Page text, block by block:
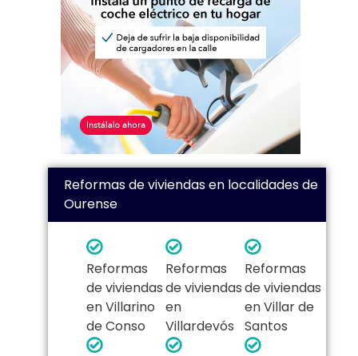
Reformas de viviendas en localidades de
Ourense
Reformas
de viviendas
en Villarino
de Conso
Reformas
de viviendas
en
Villardevós
Reformas
de viviendas
en Villar de
Santos